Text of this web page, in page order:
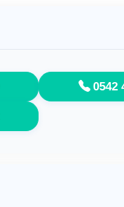
0542